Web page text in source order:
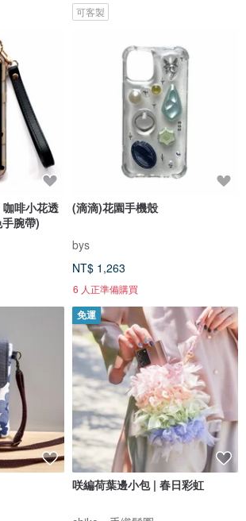
可客製
啡小花透
腕帶)
(滴滴)花園手機殼
bys
NT$ 1,263
6 人正準備購買
免運
咲編荷葉邊小包 | 春日彩虹